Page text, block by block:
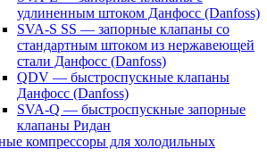
удлиненным штоком Данфосс (Danfoss)
SVA-S SS — запорные клапаны со
стандартным штоком из нержавеющей
стали Данфосс (Danfoss)
QDV — быстроспускные клапаны
Данфосс (Danfoss)
SVA-Q — быстроспускные запорные
клапаны Ридан
компрессоры для холодильных